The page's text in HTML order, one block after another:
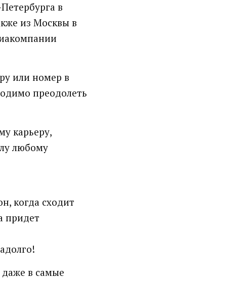
в
из Москвы в
или номер в
преодолеть
карьеру,
любому
когда сходит
придет
в самые